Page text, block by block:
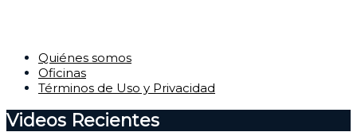
Quiénes somos
Oficinas
Términos de Uso y Privacidad
Videos Recientes